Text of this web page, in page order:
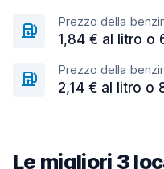
Prezzo della
1,84 € al litro o
Prezzo della
2,14 € al litro o
Le migliori 3